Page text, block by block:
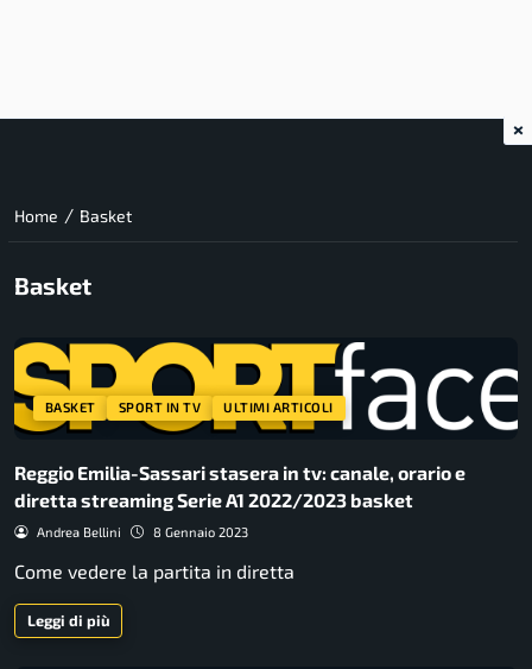
Home / Basket
Basket
BASKET SPORT IN TV ULTIMI ARTICOLI
Reggio Emilia-Sassari stasera in tv: canale, orario e
diretta streaming Serie A1 2022/2023 basket
Andrea Bellini 8 Gennaio 2023
Come vedere la partita in diretta
Leggi di più
×